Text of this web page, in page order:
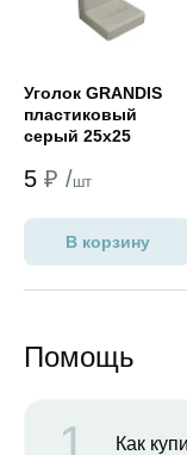
Уголок GRANDIS
пластиковый
серый 25х25
5 ₽ /шт
В корзину
Помощь
1 Как